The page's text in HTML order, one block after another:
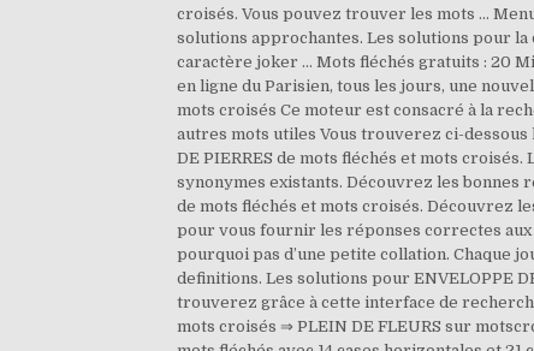
croisés. Vous pouvez trouver les mots …
solutions approchantes. Les solutions pour la
caractère joker … Mots fléchés gratuits : 20
en ligne du Parisien, tous les jours, une
mots croisés Ce moteur est consacré à la
autres mots utiles Vous trouverez ci-dessous
DE PIERRES de mots fléchés et mots
synonymes existants. Découvrez les bonnes
de mots fléchés et mots croisés. Découvrez
pour vous fournir les réponses correctes aux
pourquoi pas d’une petite collation. Chaque
definitions. Les solutions pour ENVELOPPE
trouverez grâce à cette interface de
mots croisés ⇒ PLEIN DE FLEURS sur